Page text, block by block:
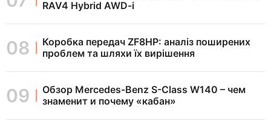
RAV4 Hybrid AWD-i
Коробка передач ZF8HP: аналіз поширених
проблем та шляхи їх вирішення
Обзор Mercedes-Benz S-Class W140 – чем
знаменит и почему «кабан»